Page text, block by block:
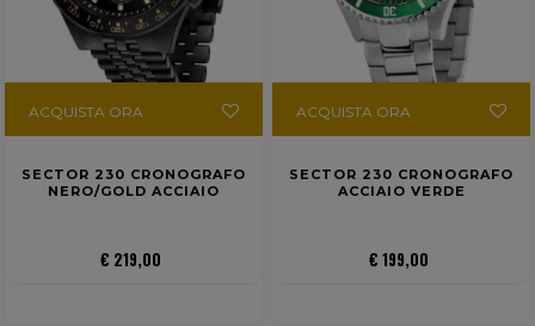
ACQUISTA ORA
SECTOR 230 CRONOGRAFO
NERO/GOLD ACCIAIO
€ 219,00
ACQUISTA ORA
SECTOR 230 CRONOGRAFO
ACCIAIO VERDE
€ 199,00